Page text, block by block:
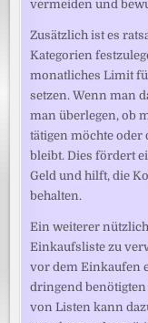
vermeiden und
Zusätzlich ist es
Kategorien
monatliches Limit
setzen. Wenn man
man überlegen, ob
tätigen möchte oder
bleibt. Dies fördert
Geld und hilft, die
behalten.
Ein weiterer
Einkaufsliste zu
vor dem Einkaufen
dringend
von Listen kann